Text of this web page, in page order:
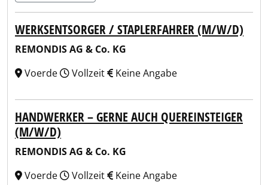
WERKSENTSORGER / STAPLERFAHRER (M/W/D)
REMONDIS AG & Co. KG
Voerde
Vollzeit Keine Angabe
HANDWERKER – GERNE AUCH QUEREINSTEIGER
(M/W/D)
REMONDIS AG & Co. KG
Voerde
Vollzeit Keine Angabe